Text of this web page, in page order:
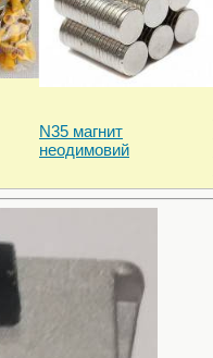
N35 магнит
неодимовий